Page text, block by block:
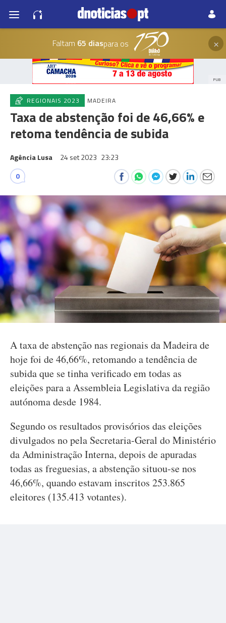
Faltam 65 diaspara os ×
PUB
REGIONAIS 2023 MADEIRA
Taxa de abstenção foi de 46,66% e
retoma tendência de subida
Agência Lusa 24 set 2023 23:23
0
A taxa de abstenção nas regionais da Madeira de
hoje foi de 46,66%, retomando a tendência de
subida que se tinha verificado em todas as
eleições para a Assembleia Legislativa da região
autónoma desde 1984.
Segundo os resultados provisórios das eleições
divulgados no pela Secretaria-Geral do Ministério
da Administração Interna, depois de apuradas
todas as freguesias, a abstenção situou-se nos
46,66%, quando estavam inscritos 253.865
eleitores (135.413 votantes).